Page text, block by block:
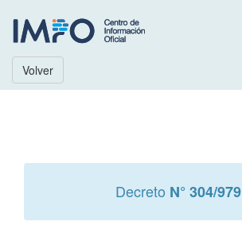
Volver
Decreto N° 304/979